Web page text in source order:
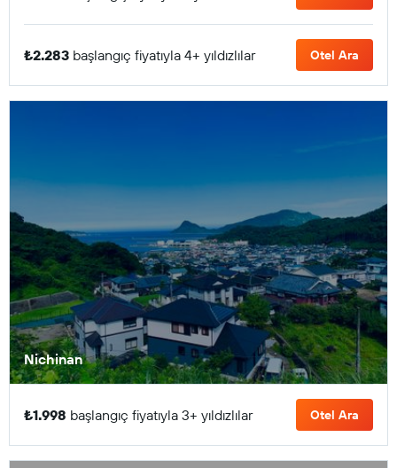
₺2.283 başlangıç fiyatıyla 4+ yıldızlılar Otel Ara
Nichinan
₺1.998 başlangıç fiyatıyla 3+ yıldızlılar Otel Ara